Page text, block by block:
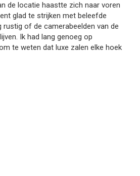
de locatie haastte zich naar voren
glad te strijken met beleefde
rustig of de camerabeelden van de
Ik had lang genoeg op
te weten dat luxe zalen elke hoek